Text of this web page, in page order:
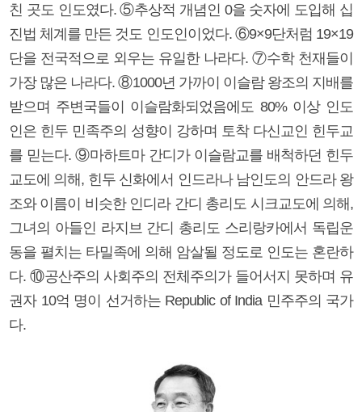
친 곳도 인도였다. ⑤추상적 개념인 0을 숫자에 도입해 십
진법 체계를 만든 것도 인도인이었다. ⑥9×9단처럼 19×19
단을 전국적으로 외우는 유일한 나라다. ⑦수학 천재들이
가장 많은 나라다. ⑧1000년 가까이 이슬람 왕조의 지배를
받으며 주변국들이 이슬람화되었음에도 80% 이상 인도
인은 힌두 민족주의 성향이 강하며 토착 다신교인 힌두교
를 믿는다. ⑨마하트마 간디가 이슬람교를 배척하던 힌두
교도에 의해, 힌두 신화에서 인드라나 남인도의 안드라 왕
조와 이름이 비슷한 인디라 간디 총리도 시크교도에 의해,
그녀의 아들인 라지브 간디 총리도 스리랑카에서 독립운
동을 펼치는 타밀족에 의해 암살될 정도로 인도는 혼란하
다. ⑩공산주의 사회주의 전체주의가 들어서지 못하며 유
권자 10억 명이 선거하는 Republic of India 민주주의 국가
다.